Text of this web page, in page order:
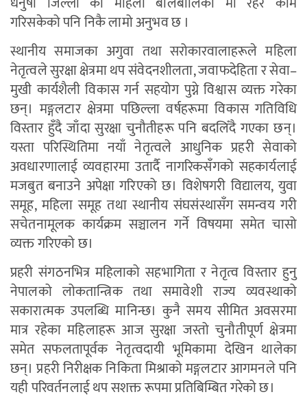
गरिसकेको पनि निकै लामो अनुभव छ ।
स्थानीय समाजका अगुवा तथा सरोकारवालाहरूले महिला
नेतृत्वले सुरक्षा क्षेत्रमा थप संवेदनशीलता, जवाफदेहिता र सेवा–
मुखी कार्यशैली विकास गर्न सहयोग पुग्ने विश्वास व्यक्त गरेका
छन्। मङ्गलटार क्षेत्रमा पछिल्ला वर्षहरूमा विकास गतिविधि
विस्तार हुँदै जाँदा सुरक्षा चुनौतीहरू पनि बदलिँदै गएका छन्।
यस्ता परिस्थितिमा नयाँ नेतृत्वले आधुनिक प्रहरी सेवाको
अवधारणालाई व्यवहारमा उतार्दै नागरिकसँगको सहकार्यलाई
मजबुत बनाउने अपेक्षा गरिएको छ। विशेषगरी विद्यालय, युवा
समूह, महिला समूह तथा स्थानीय संघसंस्थासँग समन्वय गरी
सचेतनामूलक कार्यक्रम सञ्चालन गर्ने विषयमा समेत चासो
व्यक्त गरिएको छ।
प्रहरी संगठनभित्र महिलाको सहभागिता र नेतृत्व विस्तार हुनु
नेपालको लोकतान्त्रिक तथा समावेशी राज्य व्यवस्थाको
सकारात्मक उपलब्धि मानिन्छ। कुनै समय सीमित अवसरमा
मात्र रहेका महिलाहरू आज सुरक्षा जस्तो चुनौतीपूर्ण क्षेत्रमा
समेत सफलतापूर्वक नेतृत्वदायी भूमिकामा देखिन थालेका
छन्। प्रहरी निरीक्षक निकिता मिश्राको मङ्गलटार आगमनले पनि
यही परिवर्तनलाई थप सशक्त रूपमा प्रतिबिम्बित गरेको छ।